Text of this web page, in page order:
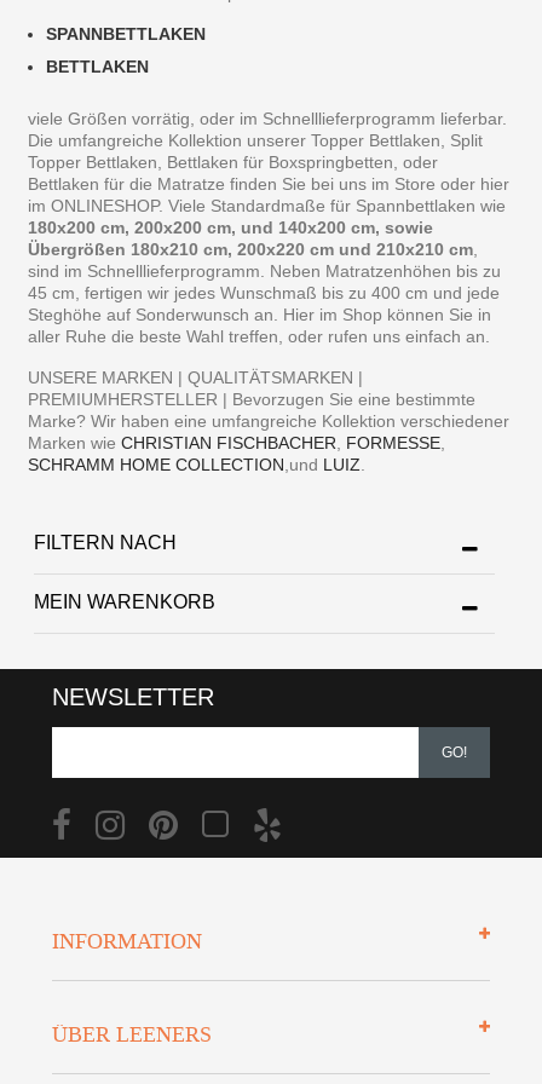
SPANNBETTLAKEN
BETTLAKEN
viele Größen vorrätig, oder im Schnelllieferprogramm lieferbar.
Die umfangreiche Kollektion unserer Topper Bettlaken, Split
Topper Bettlaken, Bettlaken für Boxspringbetten, oder
Bettlaken für die Matratze finden Sie bei uns im Store oder hier
im ONLINESHOP. Viele Standardmaße für Spannbettlaken wie
180x200 cm, 200x200 cm, und 140x200 cm, sowie
Übergrößen 180x210 cm, 200x220 cm und 210x210 cm
sind im Schnelllieferprogramm. Neben Matratzenhöhen bis zu
45 cm, fertigen wir jedes Wunschmaß bis zu 400 cm und jede
Steghöhe auf Sonderwunsch an. Hier im Shop können Sie in
aller Ruhe die beste Wahl treffen, oder rufen uns einfach an.
UNSERE MARKEN | QUALITÄTSMARKEN |
PREMIUMHERSTELLER | Bevorzugen Sie eine bestimmte
Marke? Wir haben eine umfangreiche Kollektion verschiedener
Marken wieCHRISTIAN FISCHBACHER FORMESSE
SCHRAMM HOME COLLECTION ,und LUIZ
FILTERN NACH
MEIN WARENKORB
NEWSLETTER
GO!
INFORMATION
ÜBER LEENERS